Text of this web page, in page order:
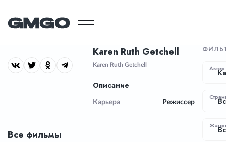
Karen Ruth Getchell
Karen Ruth Getchell
Описание
Карьера Режиссер
Все фильмы
Актер